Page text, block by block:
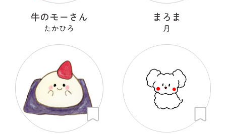
牛のモーさん
たかひろ
まろま
月